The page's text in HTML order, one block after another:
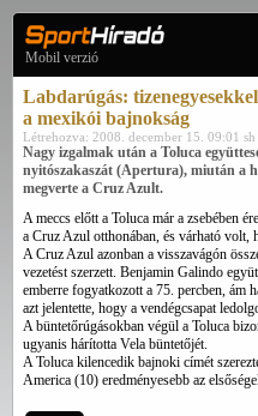
Mobil verzió
Labdarúgás:
a mexikói bajnokság
Létrehozva: 2008. december 15. 09:01 sh
Nagy izgalmak után a Toluca
nyitószakaszát (Apertura), miután a
megverte a Cruz Azult.
A meccs előtt a Toluca már a zsebében
a Cruz Azul otthonában, és várható volt,
A Cruz Azul azonban a visszavágón
vezetést szerzett. Benjamin Galindo
emberre fogyatkozott a 75. percben, ám
azt jelentette, hogy a vendégcsapat
A büntetőrúgásokban végül a Toluca
ugyanis hárította Vela büntetőjét.
A Toluca kilencedik bajnoki címét
America (10) eredményesebb az